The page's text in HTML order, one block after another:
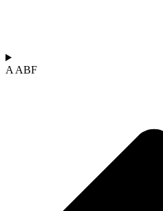
A ABF